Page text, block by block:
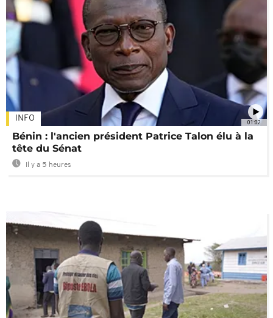
01:02
INFO
Bénin : l'ancien président Patrice Talon élu à la
tête du Sénat
Il y a 5 heures